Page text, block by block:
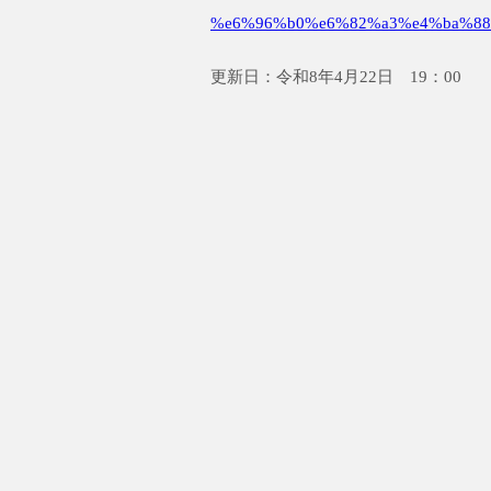
更新日：令和8年4月22日 19：00